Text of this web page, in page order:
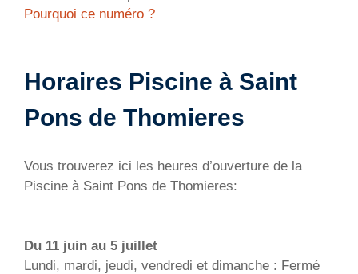
Pourquoi ce numéro ?
Horaires Piscine à Saint
Pons de Thomieres
Vous trouverez ici les heures d’ouverture de la
Piscine à Saint Pons de Thomieres:
Du 11 juin au 5 juillet
Lundi, mardi, jeudi, vendredi et dimanche : Fermé